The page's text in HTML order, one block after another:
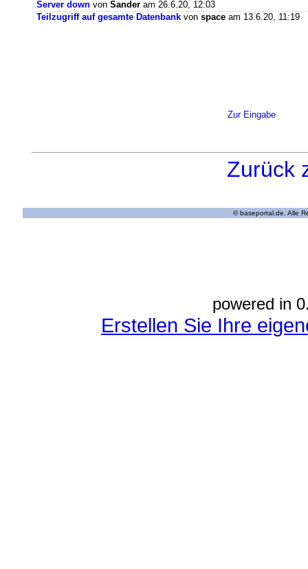
Server down von Sander am 26.6.20, 12:03
Teilzugriff auf gesamte Datenbank von space am 13.6.20, 11:19
Zur Eingabe
Zurück
© baseportal.de. Alle
powered in
Erstellen Sie Ihre